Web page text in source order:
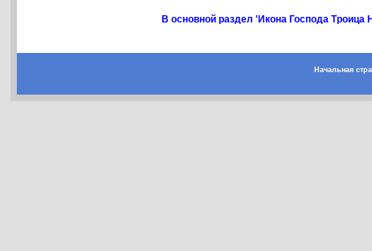
В основной раздел 'Икона Господа Троица
Начальная